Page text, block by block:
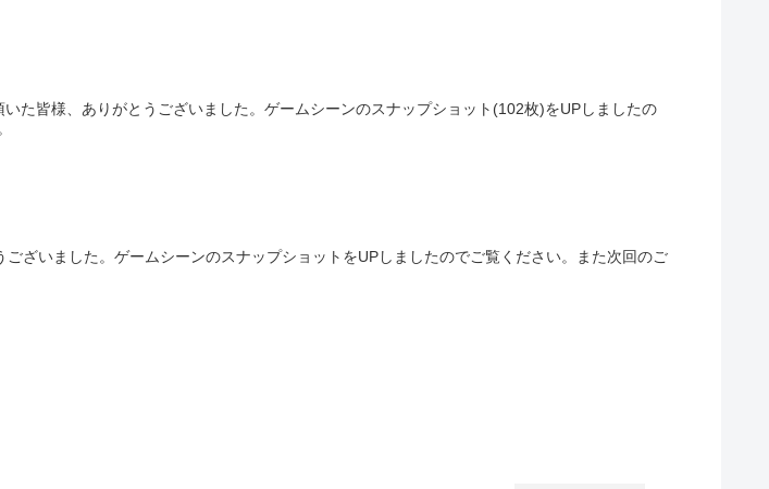
た皆様、ありがとうございました。ゲームシーンのスナップショット(102枚)をUPしましたの
ざいました。ゲームシーンのスナップショットをUPしましたのでご覧ください。また次回のご